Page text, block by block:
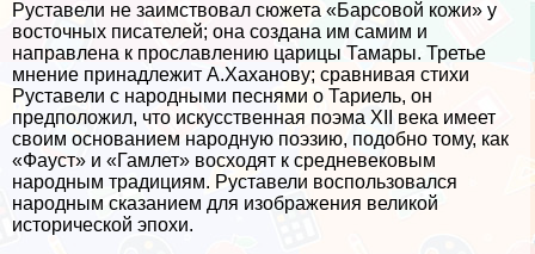
Руставели не заимствовал сюжета «Барсовой кожи» у
восточных писателей; она создана им самим и
направлена к прославлению царицы Тамары. Третье
мнение принадлежит А.Хаханову; сравнивая стихи
Руставели с народными песнями о Тариель, он
предположил, что искусственная поэма XII века имеет
своим основанием народную поэзию, подобно тому, как
«Фауст» и «Гамлет» восходят к средневековым
народным традициям. Руставели воспользовался
народным сказанием для изображения великой
исторической эпохи.